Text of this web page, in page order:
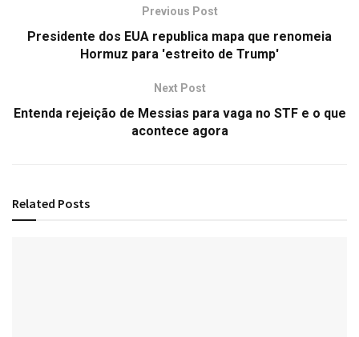
Previous Post
Presidente dos EUA republica mapa que renomeia
Hormuz para 'estreito de Trump'
Next Post
Entenda rejeição de Messias para vaga no STF e o que
acontece agora
Related Posts